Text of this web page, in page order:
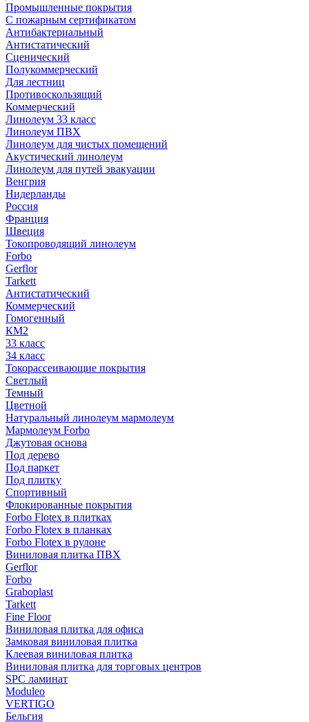
Промышленные покрытия
С пожарным сертификатом
Антибактериальный
Антистатический
Сценический
Полукоммерческий
Для лестниц
Противоскользящий
Коммерческий
Линолеум 33 класс
Линолеум ПВХ
Линолеум для чистых помещений
Акустический линолеум
Линолеум для путей эвакуации
Венгрия
Нидерланды
Россия
Франция
Швеция
Токопроводящий линолеум
Forbo
Gerflor
Tarkett
Антистатический
Коммерческий
Гомогенный
КМ2
33 класс
34 класс
Токорассеивающие покрытия
Светлый
Темный
Цветной
Натуральный линолеум мармолеум
Мармолеум Forbo
Джутовая основа
Под дерево
Под паркет
Под плитку
Спортивный
Флокированные покрытия
Forbo Flotex в плитках
Forbo Flotex в планках
Forbo Flotex в рулоне
Виниловая плитка ПВХ
Gerflor
Forbo
Graboplast
Tarkett
Fine Floor
Виниловая плитка для офиса
Замковая виниловая плитка
Клеевая виниловая плитка
Виниловая плитка для торговых центров
SPC ламинат
Moduleo
VERTIGO
Бельгия